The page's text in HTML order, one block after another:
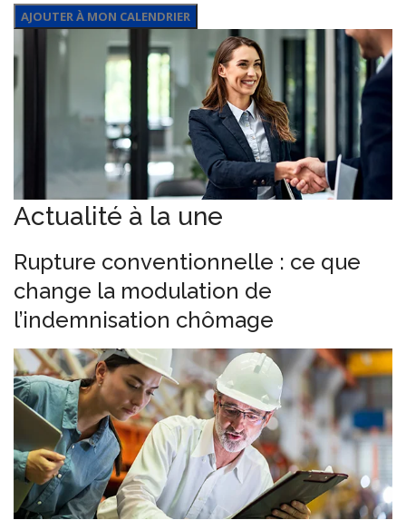
AJOUTER À MON CALENDRIER
Actualité à la une
Rupture conventionnelle : ce que
change la modulation de
l’indemnisation chômage